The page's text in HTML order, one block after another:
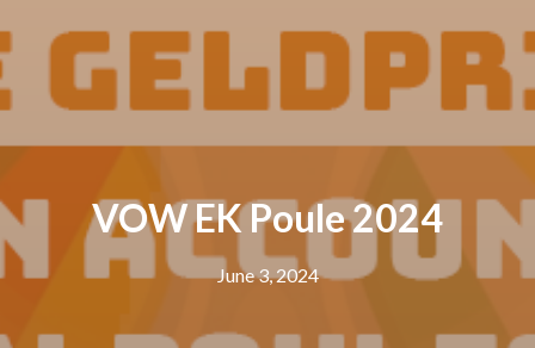
VOW EK Poule 2024
June 3, 2024